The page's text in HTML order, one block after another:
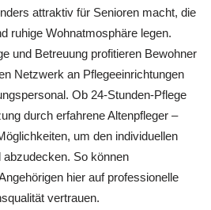
attraktiv für Senioren macht, die
ruhige Wohnatmosphäre legen.
und Betreuung profitieren Bewohner
Netzwerk an Pflegeeinrichtungen
Ob 24-Stunden-Pflege
durch erfahrene Altenpfleger –
um den individuellen
So können
hier auf professionelle
vertrauen.